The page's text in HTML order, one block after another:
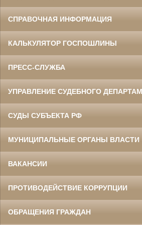
СПРАВОЧНАЯ ИНФОРМАЦИЯ
КАЛЬКУЛЯТОР ГОСПОШЛИНЫ
ПРЕСС-СЛУЖБА
УПРАВЛЕНИЕ СУДЕБНОГО
СУДЫ СУБЪЕКТА РФ
МУНИЦИПАЛЬНЫЕ ОРГАНЫ ВЛАСТИ
ВАКАНСИИ
ПРОТИВОДЕЙСТВИЕ КОРРУПЦИИ
ОБРАЩЕНИЯ ГРАЖДАН